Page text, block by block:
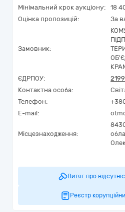
Мінімальний крок аукціону:
18
Оцінка пропозицій:
За
Замовник:
ЄДРПОУ:
Контактна особа:
Телефон:
E-mail:
Місцезнаходження:
Витяг про
Реєстр